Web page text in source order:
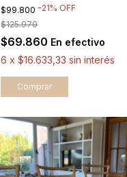
$99.800 -21% OFF
$125.970
$69.860 En efectivo
6 x$16.633,33 sin interés